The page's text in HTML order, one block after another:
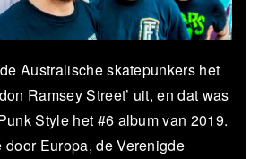
Australische skatepunkers het
Ramsey Street’ uit, en dat was
Style het #6 album van 2019.
door Europa, de Verenigde